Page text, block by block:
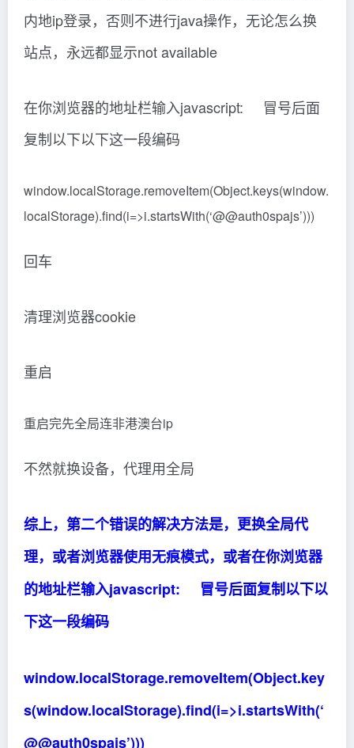
内地ip登录，否则不进行java操作，无论怎么换
站点，永远都显示not available
在你浏览器的地址栏输入javascript: 冒号后面
复制以下以下这一段编码
window.localStorage.removeItem(Object.keys(window.
localStorage).find(i=>i.startsWith(‘@@auth0spajs’)))
回车
清理浏览器cookie
重启
重启完先全局连非港澳台ip
不然就换设备，代理用全局
综上，第二个错误的解决方法是，更换全局代
理，或者浏览器使用无痕模式，或者在你浏览器
的地址栏输入javascript: 冒号后面复制以下以
下这一段编码
window.localStorage.removeItem(Object.key
s(window.localStorage).find(i=>i.startsWith(‘
@@auth0spajs’)))